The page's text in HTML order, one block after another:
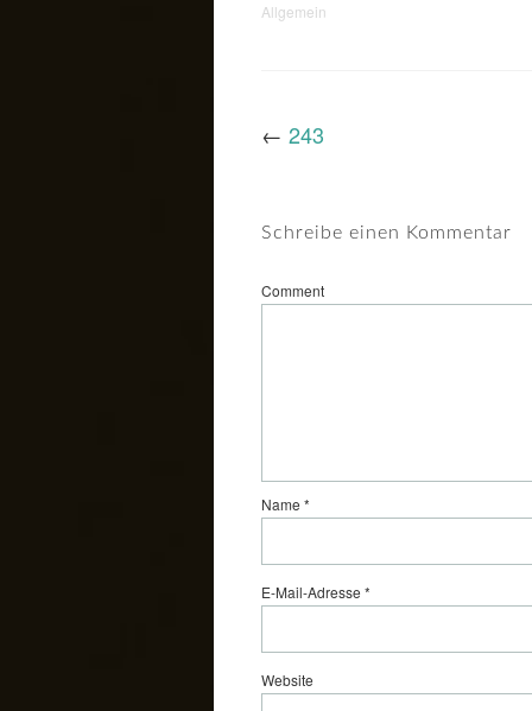
Allgemein
← 243
Schreibe einen Kommentar
Comment
Name *
E-Mail-Adresse *
Website